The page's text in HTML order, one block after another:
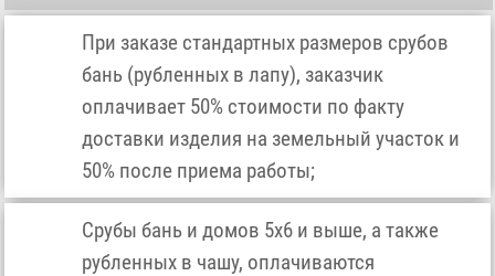
При заказе стандартных размеров срубов
бань (рубленных в лапу), заказчик
оплачивает 50% стоимости по факту
доставки изделия на земельный участок и
50% после приема работы;
Срубы бань и домов 5х6 и выше, а также
рубленных в чашу, оплачиваются